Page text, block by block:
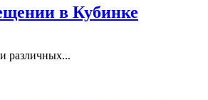
в Кубинке
различных...